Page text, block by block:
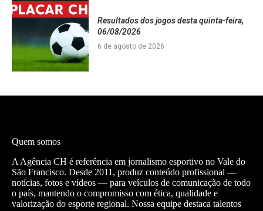
Resultados dos jogos desta quinta-feira,
06/08/2026
6 de agosto de 2026
Quem somos
A Agência CH é referência em jornalismo esportivo no Vale do
São Francisco. Desde 2011, produz conteúdo profissional —
notícias, fotos e vídeos — para veículos de comunicação de todo
o país, mantendo o compromisso com ética, qualidade e
valorização do esporte regional. Nossa equipe destaca talentos